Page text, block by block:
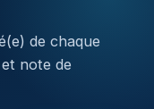
de chaque
note de